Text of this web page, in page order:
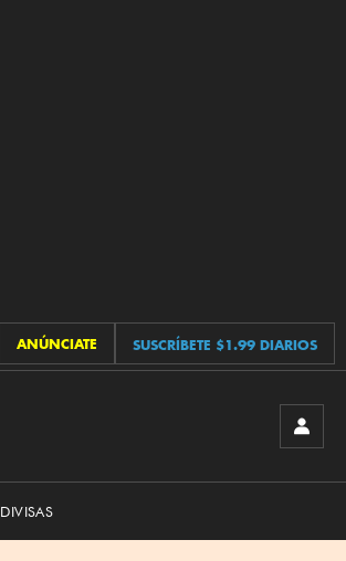
ANÚNCIATE SUSCRÍBETE $1.99 DIARIOS
DIVISAS